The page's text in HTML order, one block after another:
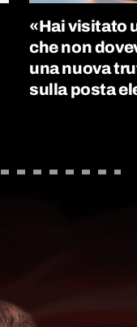
«Hai visitato
che non
una nuova
sulla posta